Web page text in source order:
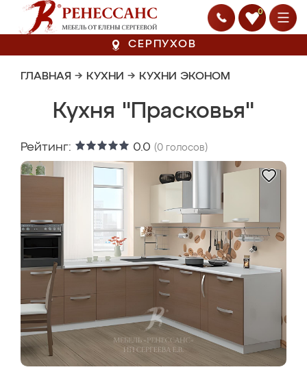
0
СЕРПУХОВ
ГЛАВНАЯ → КУХНИ → КУХНИ ЭКОНОМ
Кухня "Прасковья"
Рейтинг: 0.0 (0 голосов)